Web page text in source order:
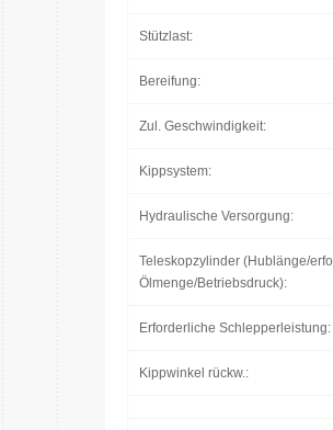
Stützlast:
Bereifung:
Zul. Geschwindigkeit:
Kippsystem:
Hydraulische Versorgung:
Teleskopzylinder (Hublänge/
Ölmenge/Betriebsdruck):
Erforderliche Schlepperleistung:
Kippwinkel rückw.: